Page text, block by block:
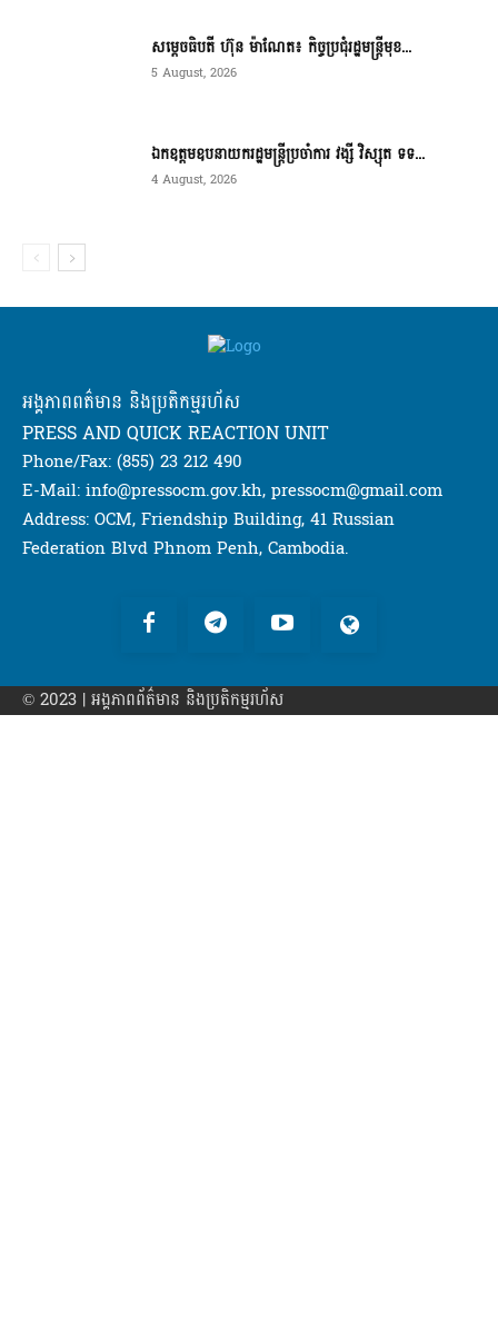
សម្ដេចធិបតី ហ៊ុន ម៉ាណែត៖ កិច្ចប្រជុំរដ្ឋមន្ត្រីមុខ...
5 August, 2026
ឯកឧត្តមឧបនាយករដ្ឋមន្ត្រីប្រចាំការ វង្សី វិស្សុត ទទ...
4 August, 2026
អង្គភាពពត៌មាន និងប្រតិកម្មរហ័ស
PRESS AND QUICK REACTION UNIT
Phone/Fax: (855) 23 212 490
E-Mail: info@pressocm.gov.kh, pressocm@gmail.com
Address: OCM, Friendship Building, 41 Russian
Federation Blvd Phnom Penh, Cambodia.
© 2023 | អង្គភាព​ព័ត៌មាន​ និងប្រតិកម្មរហ័ស